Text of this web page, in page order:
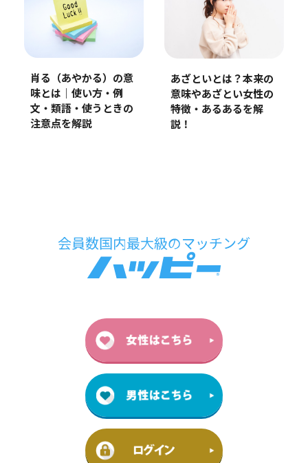
肖る（あやかる）の意
味とは｜使い方・例
文・類語・使うときの
注意点を解説
あざといとは？本来の
意味やあざとい女性の
特徴・あるあるを解
説！